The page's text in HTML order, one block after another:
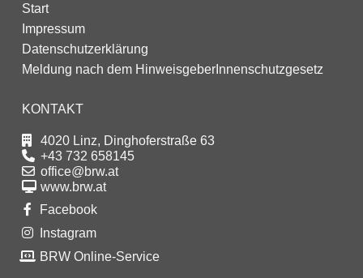
Start
Impressum
Datenschutzerklärung
Meldung nach dem HinweisgeberInnenschutzgesetz
KONTAKT
4020 Linz, Dinghoferstraße 63
+43 732 658145
office@brw.at
www.brw.at
Facebook
Instagram
BRW Online-Service